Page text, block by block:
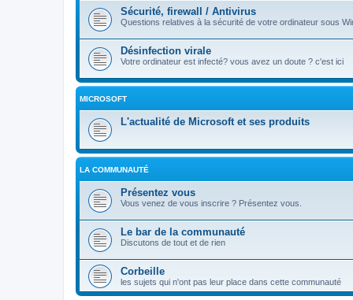
Sécurité, firewall / Antivirus
Questions relatives à la sécurité de votre ordinateur sous
Désinfection virale
Votre ordinateur est infecté? vous avez un doute ? c'est ici
MICROSOFT
L'actualité de Microsoft et ses produits
LA COMMUNAUTÉ
Présentez vous
Vous venez de vous inscrire ? Présentez vous.
Le bar de la communauté
Discutons de tout et de rien
Corbeille
les sujets qui n'ont pas leur place dans cette communauté